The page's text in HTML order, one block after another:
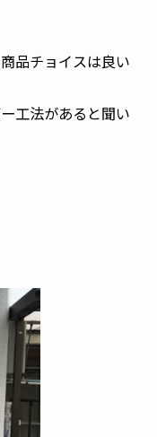
品チョイスは良い
工法があると聞い